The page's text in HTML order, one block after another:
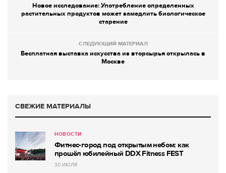
Новое исследование: Употребление определенных
растительных продуктов может замедлить биологическое
старение
СЛЕДУЮЩИЙ МАТЕРИАЛ
Бесплатная выставка искусства из вторсырья открылась в
Москве
СВЕЖИЕ МАТЕРИАЛЫ
НОВОСТИ
Фитнес-город под открытым небом: как
прошёл юбилейный DDX Fitness FEST
30 ИЮЛЯ